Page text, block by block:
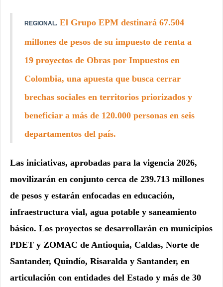
REGIONAL. El Grupo EPM destinará 67.504
millones de pesos de su impuesto de renta a
19 proyectos de Obras por Impuestos en
Colombia, una apuesta que busca cerrar
brechas sociales en territorios priorizados y
beneficiar a más de 120.000 personas en seis
departamentos del país.
Las iniciativas, aprobadas para la vigencia 2026,
movilizarán en conjunto cerca de 239.713 millones
de pesos y estarán enfocadas en educación,
infraestructura vial, agua potable y saneamiento
básico. Los proyectos se desarrollarán en municipios
PDET y ZOMAC de Antioquia, Caldas, Norte de
Santander, Quindío, Risaralda y Santander, en
articulación con entidades del Estado y más de 30